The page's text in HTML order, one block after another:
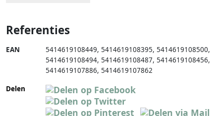
Referenties
EAN 5414619108449, 5414619108395, 5414619108500,
5414619108494, 5414619108487, 5414619108456,
5414619107886, 5414619107862
Delen